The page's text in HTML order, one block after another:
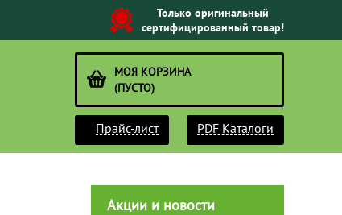
Только оригинальный
сертифицированный товар!
МОЯ КОРЗИНА
(ПУСТО)
Прайс-лист PDF Каталоги
Акции и новости